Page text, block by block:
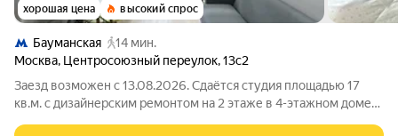
хорошая цена высокий спрос
Бауманская
14 мин.
Москва, Центросоюзный переулок,13с2
Заезд возможен с 13.08.2026. Сдаётся студия площадью 17
кв.м. с дизайнерским ремонтом на 2 этаже в 4-этажном доме